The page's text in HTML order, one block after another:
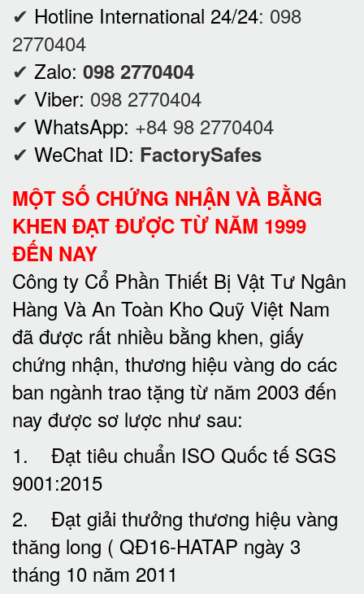
✔ Hotline International 24/24: 098
2770404
✔ Zalo: 098 2770404
✔ Viber: 098 2770404
✔ WhatsApp: +84 98 2770404
✔ WeChat ID: FactorySafes
MỘT SỐ CHỨNG NHẬN VÀ BẰNG
KHEN ĐẠT ĐƯỢC TỪ NĂM 1999
ĐẾN NAY
Công ty Cổ Phần Thiết Bị Vật Tư Ngân
Hàng Và An Toàn Kho Quỹ Việt Nam
đã được rất nhiều bằng khen, giấy
chứng nhận, thương hiệu vàng do các
ban ngành trao tặng từ năm 2003 đến
nay được sơ lược như sau:
1. Đạt tiêu chuẩn ISO Quốc tế SGS
9001:2015
2. Đạt giải thưởng thương hiệu vàng
thăng long ( QĐ16-HATAP ngày 3
tháng 10 năm 2011